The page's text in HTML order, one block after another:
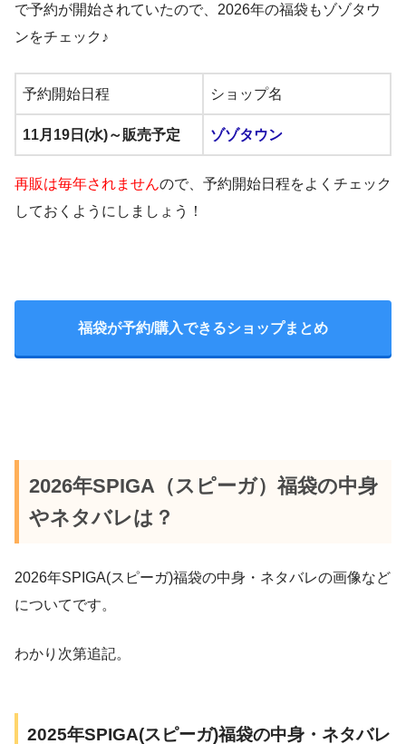
で予約が開始されていたので、2026年の福袋もゾゾタウ
ンをチェック♪
予約開始日程 ショップ名
11月19日(水)～販売予定 ゾゾタウン
再販は毎年されませんので、予約開始日程をよくチェック
しておくようにしましょう！
福袋が予約/購入できるショップまとめ
2026年SPIGA（スピーガ）福袋の中身
やネタバレは？
2026年SPIGA(スピーガ)福袋の中身・ネタバレの画像など
についてです。
わかり次第追記。
2025年SPIGA(スピーガ)福袋の中身・ネタバレ